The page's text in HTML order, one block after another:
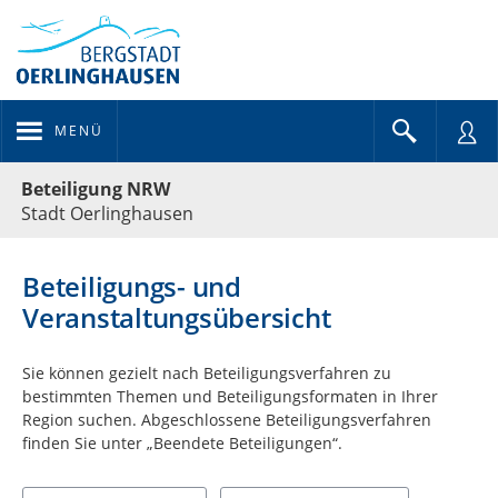
MENÜ
Beteiligung NRW
Stadt Oerlinghausen
Beteiligungs- und
Veranstaltungsübersicht
Sie können gezielt nach Beteiligungsverfahren zu
bestimmten Themen und Beteiligungsformaten in Ihrer
Region suchen. Abgeschlossene Beteiligungsverfahren
finden Sie unter „Beendete Beteiligungen“.